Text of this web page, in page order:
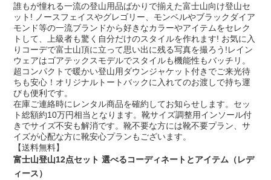
誰もが憧れる一流の登山用品ばかりで揃えた富士山向け登山セ
ット! ノースフェイスやグレゴリー、モンベルやブラックダイア
モンド等の一流ブランドから好きなカラーやアイテムをセレク
トして、上級者も驚く自分だけのスタイルを作れます! お気に入
りコーデで富士山頂に立って思い出に残る写真を撮ろう!レイン
ウェアはゴアテックスモデルでスタイルも機能性もバッチリ。
超コンパクトで暖かい登山用ダウンジャケット付きでご来光待
ちも安心！オリジナルトートバックに入れてのお渡しで持ち運
びも便利です。
在庫ご連絡時にレンタル商品を確約してお知らせします。セッ
ト総額約10万円相当となります。靴サイズ調整用インソール付
きでサイズ不安も解消です。靴不要な方には靴不要プラン、サ
イズが心配な方に靴安心プランもございます。
【送料無料】
富士山登山12点セット 選べるコーディネートとアイテム（レデ
ィース）